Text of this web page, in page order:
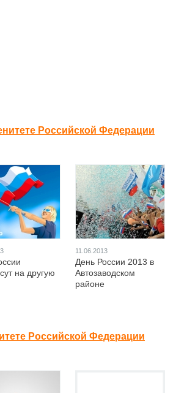
Российской Федерации
на другую
11.06.2013
День России 2013 в
Автозаводском
районе
Российской Федерации